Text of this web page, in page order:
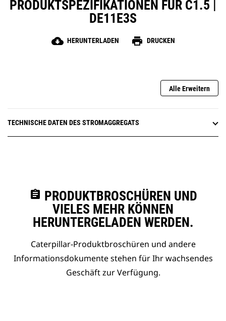
PRODUKTSPEZIFIKATIONEN FÜR C1.5 |
DE11E3S
cloud_download HERUNTERLADEN print DRUCKEN
Alle Erweitern
TECHNISCHE DATEN DES STROMAGGREGATS
assignment PRODUKTBROSCHÜREN UND
VIELES MEHR KÖNNEN
HERUNTERGELADEN WERDEN.
Caterpillar-Produktbroschüren und andere
Informationsdokumente stehen für Ihr wachsendes
Geschäft zur Verfügung.